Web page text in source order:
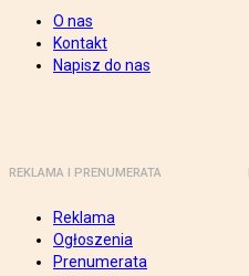
O nas
Kontakt
Napisz do nas
REKLAMA I PRENUMERATA
Reklama
Ogłoszenia
Prenumerata